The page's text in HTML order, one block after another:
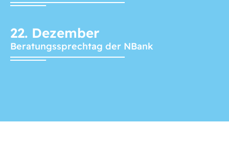
22. Dezember
Beratungssprechtag der NBank